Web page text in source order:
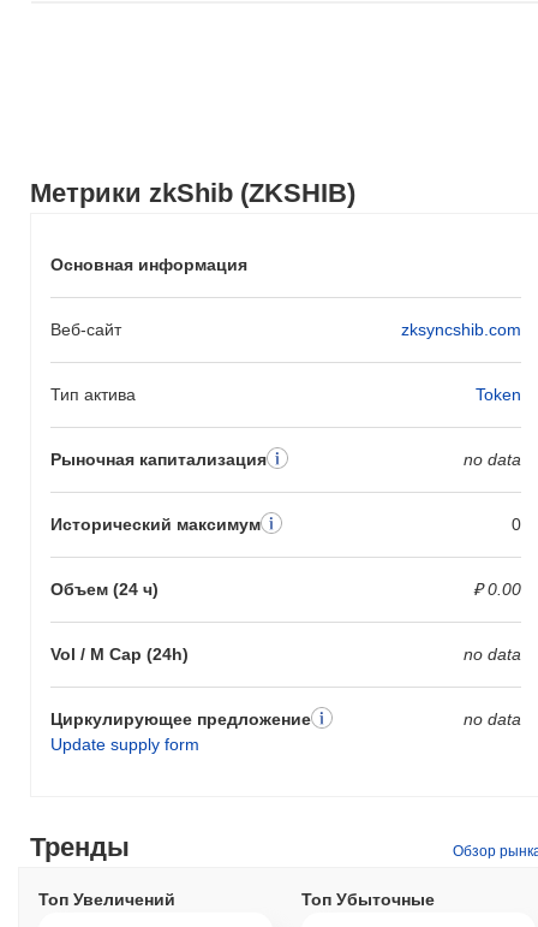
Метрики zkShib (ZKSHIB)
Основная информация
Веб-сайт zksyncshib.com
Тип актива Token
Рыночная капитализация no data
Исторический максимум 0
Объем (24 ч) ₽ 0.00
Vol / M Cap (24h) no data
Циркулирующее предложение
Update supply form
no data
Тренды Обзор
Топ Увеличений Топ Убыточные